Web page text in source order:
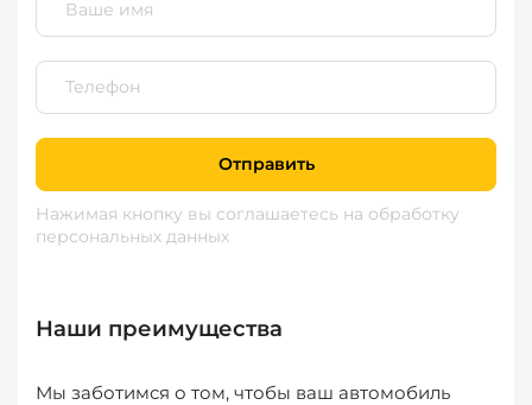
Отправить
Нажимая кнопку вы соглашаетесь на обработку
персональных данных
Наши преимущества
Мы заботимся о том, чтобы ваш автомобиль